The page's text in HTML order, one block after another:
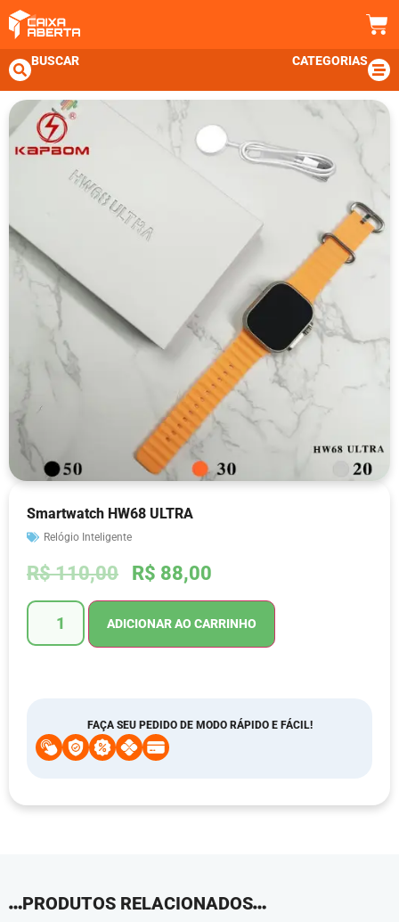
BUSCAR CATEGORIAS
Smartwatch HW68 ULTRA
Relógio Inteligente
R$110,00 R$ 88,00
ADICIONAR AO CARRINHO
FAÇA SEU PEDIDO DE MODO RÁPIDO E FÁCIL!
PRODUTOS RELACIONADOS